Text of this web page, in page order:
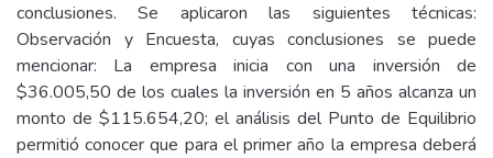
conclusiones. Se aplicaron las siguientes técnicas:
Observación y Encuesta, cuyas conclusiones se puede
mencionar: La empresa inicia con una inversión de
$36.005,50 de los cuales la inversión en 5 años alcanza un
monto de $115.654,20; el análisis del Punto de Equilibrio
permitió conocer que para el primer año la empresa deberá